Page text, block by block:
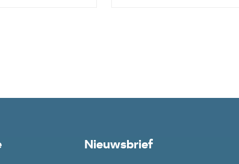
Nieuwsbrief